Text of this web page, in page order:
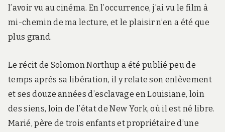
l’avoir vu au cinéma. En l’occurrence, j’ai vu le film à
mi-chemin de ma lecture, et le plaisir n’en a été que
plus grand.
Le récit de Solomon Northup a été publié peu de
temps après sa libération, il y relate son enlèvement
et ses douze années d’esclavage en Louisiane, loin
des siens, loin de l’état de New York, où il est né libre.
Marié, père de trois enfants et propriétaire d’une